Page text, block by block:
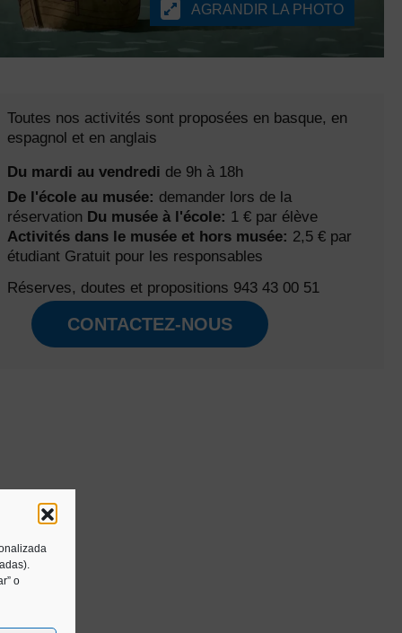
o
AGRANDIR LA PHOTO
Toutes nos activités sont proposées en basque, en
espagnol et en anglais
Du mardi au vendredi de 9h à 18h
De l'école au musée: demander lors de la
réservation Du musée à l'école: 1 € par élève
Activités dans le musée et hors musée: 2,5 € par
étudiant Gratuit pour les responsables
Réserves, doutes et propositions 943 43 00 51
CONTACTEZ-NOUS